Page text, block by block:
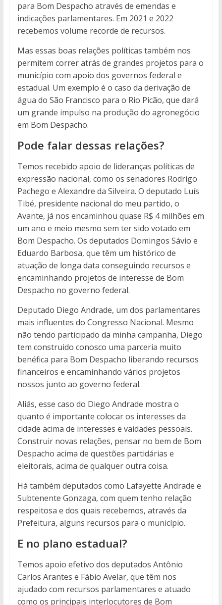
para Bom Despacho através de emendas e
indicações parlamentares. Em 2021 e 2022
recebemos volume recorde de recursos.
Mas essas boas relações políticas também nos
permitem correr atrás de grandes projetos para o
município com apoio dos governos federal e
estadual. Um exemplo é o caso da derivação de
água do São Francisco para o Rio Picão, que dará
um grande impulso na produção do agronegócio
em Bom Despacho.
Pode falar dessas relações?
Temos recebido apoio de lideranças políticas de
expressão nacional, como os senadores Rodrigo
Pachego e Alexandre da Silveira. O deputado Luís
Tibé, presidente nacional do meu partido, o
Avante, já nos encaminhou quase R$ 4 milhões em
um ano e meio mesmo sem ter sido votado em
Bom Despacho. Os deputados Domingos Sávio e
Eduardo Barbosa, que têm um histórico de
atuação de longa data conseguindo recursos e
encaminhando projetos de interesse de Bom
Despacho no governo federal.
Deputado Diego Andrade, um dos parlamentares
mais influentes do Congresso Nacional. Mesmo
não tendo participado da minha campanha, Diego
tem construido conosco uma parceria muito
benéfica para Bom Despacho liberando recursos
financeiros e encaminhando vários projetos
nossos junto ao governo federal.
Aliás, esse caso do Diego Andrade mostra o
quanto é importante colocar os interesses da
cidade acima de interesses e vaidades pessoais.
Construir novas relações, pensar no bem de Bom
Despacho acima de questões partidárias e
eleitorais, acima de qualquer outra coisa.
Há também deputados como Lafayette Andrade e
Subtenente Gonzaga, com quem tenho relação
respeitosa e dos quais recebemos, através da
Prefeitura, alguns recursos para o município.
E no plano estadual?
Temos apoio efetivo dos deputados Antônio
Carlos Arantes e Fábio Avelar, que têm nos
ajudado com recursos parlamentares e atuado
como os principais interlocutores de Bom